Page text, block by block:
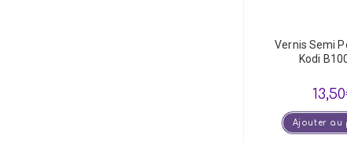
Vernis Semi
Kodi
13,50
Ajouter au